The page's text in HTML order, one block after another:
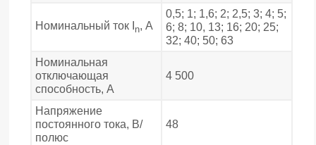
Номинальный ток I n, А
0,5; 1; 1,6; 2; 2,5; 3; 4; 5;
6; 8; 10, 13; 16; 20; 25;
32; 40; 50; 63
Номинальная
отключающая
способность, А
4 500
Напряжение
постоянного тока, В/
полюс
48